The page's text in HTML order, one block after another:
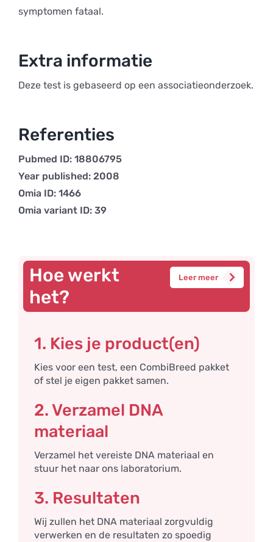
symptomen fataal.
Extra informatie
Deze test is gebaseerd op een associatieonderzoek.
Referenties
Pubmed ID: 18806795
Year published: 2008
Omia ID: 1466
Omia variant ID: 39
Hoe werkt
het?
Leer meer
1. Kies je product(en)
Kies voor een test, een CombiBreed pakket
of stel je eigen pakket samen.
2. Verzamel DNA
materiaal
Verzamel het vereiste DNA materiaal en
stuur het naar ons laboratorium.
3. Resultaten
Wij zullen het DNA materiaal zorgvuldig
verwerken en de resultaten zo spoedig